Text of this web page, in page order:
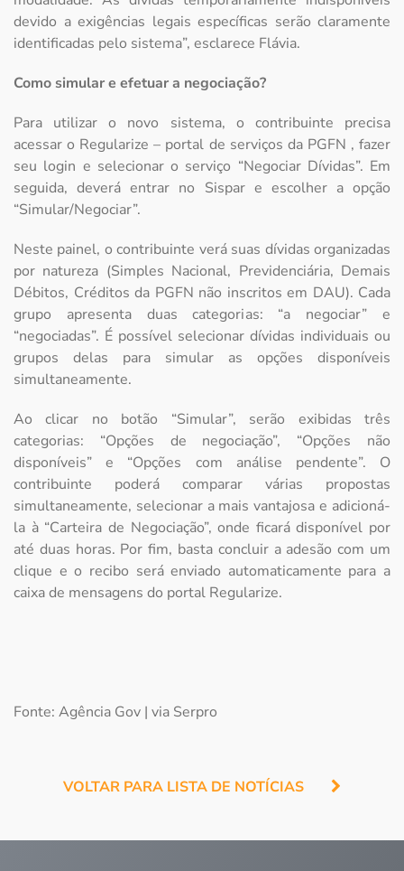
devido a exigências legais específicas serão claramente
identificadas pelo sistema”, esclarece Flávia.
Como simular e efetuar a negociação?
Para utilizar o novo sistema, o contribuinte precisa
acessar o Regularize – portal de serviços da PGFN , fazer
seu login e selecionar o serviço “Negociar Dívidas”. Em
seguida, deverá entrar no Sispar e escolher a opção
“Simular/Negociar”.
Neste painel, o contribuinte verá suas dívidas organizadas
por natureza (Simples Nacional, Previdenciária, Demais
Débitos, Créditos da PGFN não inscritos em DAU). Cada
grupo apresenta duas categorias: “a negociar” e
“negociadas”. É possível selecionar dívidas individuais ou
grupos delas para simular as opções disponíveis
simultaneamente.
Ao clicar no botão “Simular”, serão exibidas três
categorias: “Opções de negociação”, “Opções não
disponíveis” e “Opções com análise pendente”. O
contribuinte poderá comparar várias propostas
simultaneamente, selecionar a mais vantajosa e adicioná-
la à “Carteira de Negociação”, onde ficará disponível por
até duas horas. Por fim, basta concluir a adesão com um
clique e o recibo será enviado automaticamente para a
caixa de mensagens do portal Regularize.
Fonte: Agência Gov | via Serpro
VOLTAR PARA LISTA DE NOTÍCIAS